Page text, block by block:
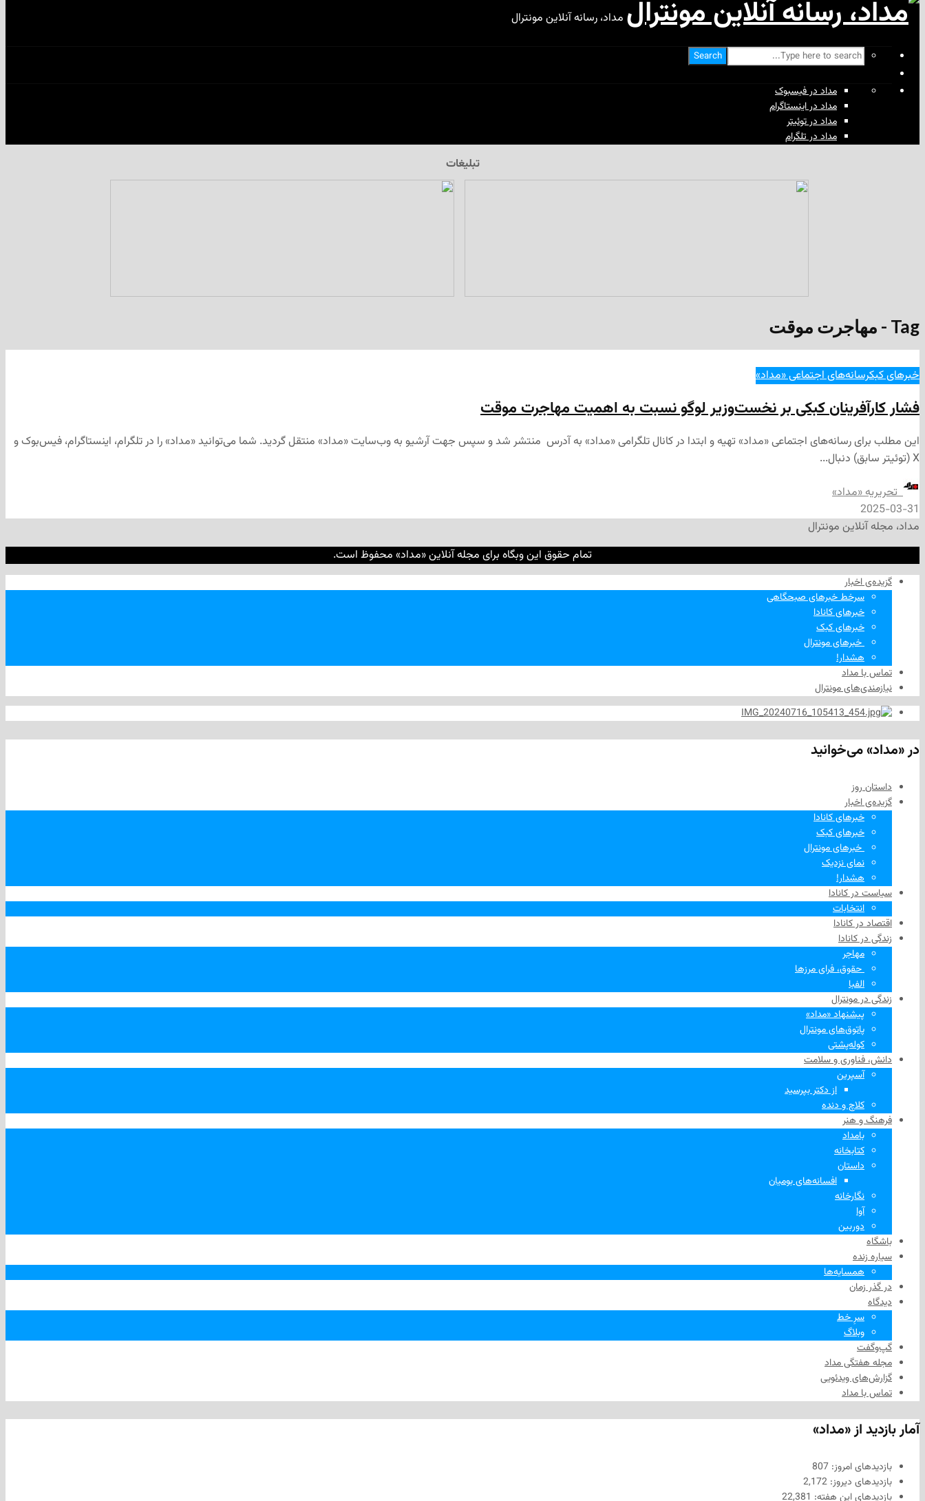
مداد، رسانه آنلاین مونترال
Search
مداد در فیسبوک
مداد در اینستاگرام
مداد در توئیتر
مداد در تلگرام
تبلیغات
Tag - مهاجرت موقت
خبرهای کبکرسانه‌های اجتماعی «مداد»
فشار کارآفرینان کبکی بر نخست‌وزیر لوگو نسبت به اهمیت مهاجرت موقت
این مطلب برای رسانه‌های اجتماعی «مداد» تهیه و ابتدا در کانال تلگرامی «مداد» به آدرس منتشر شد و سپس جهت آرشیو به وب‌سایت «مداد» منتقل گردید. شما می‌توانید «مداد» را در تلگرام، اینستاگرام، فیس‌بوک و
X (توئیتر سابق) دنبال...
‌ تحریریه «مداد»
2025-03-31
مداد، مجله آنلاین مونترال
تمام حقوق این وبگاه برای مجله آنلاین «مداد» محفوظ است.
گزیده‌ی‌ اخبار
سرخط خبرهای صبحگاهی
خبرهای کانادا
خبرهای کبک
‌ خبرهای مونترال
هشدار!
تماس با مداد
نیازمندی‌های مونترال
در «مداد» می‌خوانید
داستان روز
گزیده‌ی‌ اخبار
خبرهای کانادا
خبرهای کبک
‌ خبرهای مونترال
نمای نزدیک
هشدار!
سیاست در کانادا
انتخابات
اقتصاد در کانادا
زندگی در کانادا
مهاجر
‌ حقوق، فرای مرزها
الفبا
زندگی در مونترال
پیشنهاد «مداد»
پاتوق‌های مونترال
کوله‌پشتی
دانش، فناوری و سلامت
آسپرین
از دکتر بپرسید
کلاچ و دنده
فرهنگ و هنر
بامداد
کتابخانه
داستان
افسانه‌های بومیان
نگارخانه
آوا
دوربین
باشگاه
سیاره زنده
همسایه‌ها
در گذر زمان
دیدگاه
سرِ خط
وبلاگ
گپ‌وگفت
مجله هفتگی مداد
گزارش‌های ویدئویی
تماس با مداد
آمار بازدید از «مداد»
بازدیدهای امروز: 807
بازدیدهای دیروز: 2,172
بازدیدهای این هفته: 22,381